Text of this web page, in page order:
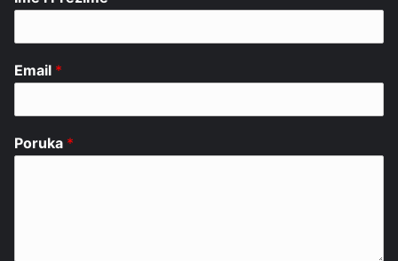
Email *
Poruka *